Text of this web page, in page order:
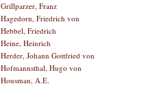
Grillparzer, Franz
Hagedorn, Friedrich von
Hebbel, Friedrich
Heine, Heinrich
Herder, Johann Gottfried von
Hofmannsthal, Hugo von
Housman, A.E.